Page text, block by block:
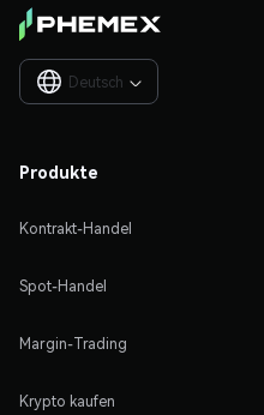
Deutsch 
Produkte
Kontrakt-Handel
Spot-Handel
Margin-Trading
Krypto kaufen